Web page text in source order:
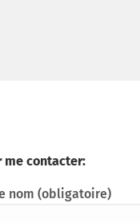
me contacter:
nom (obligatoire)